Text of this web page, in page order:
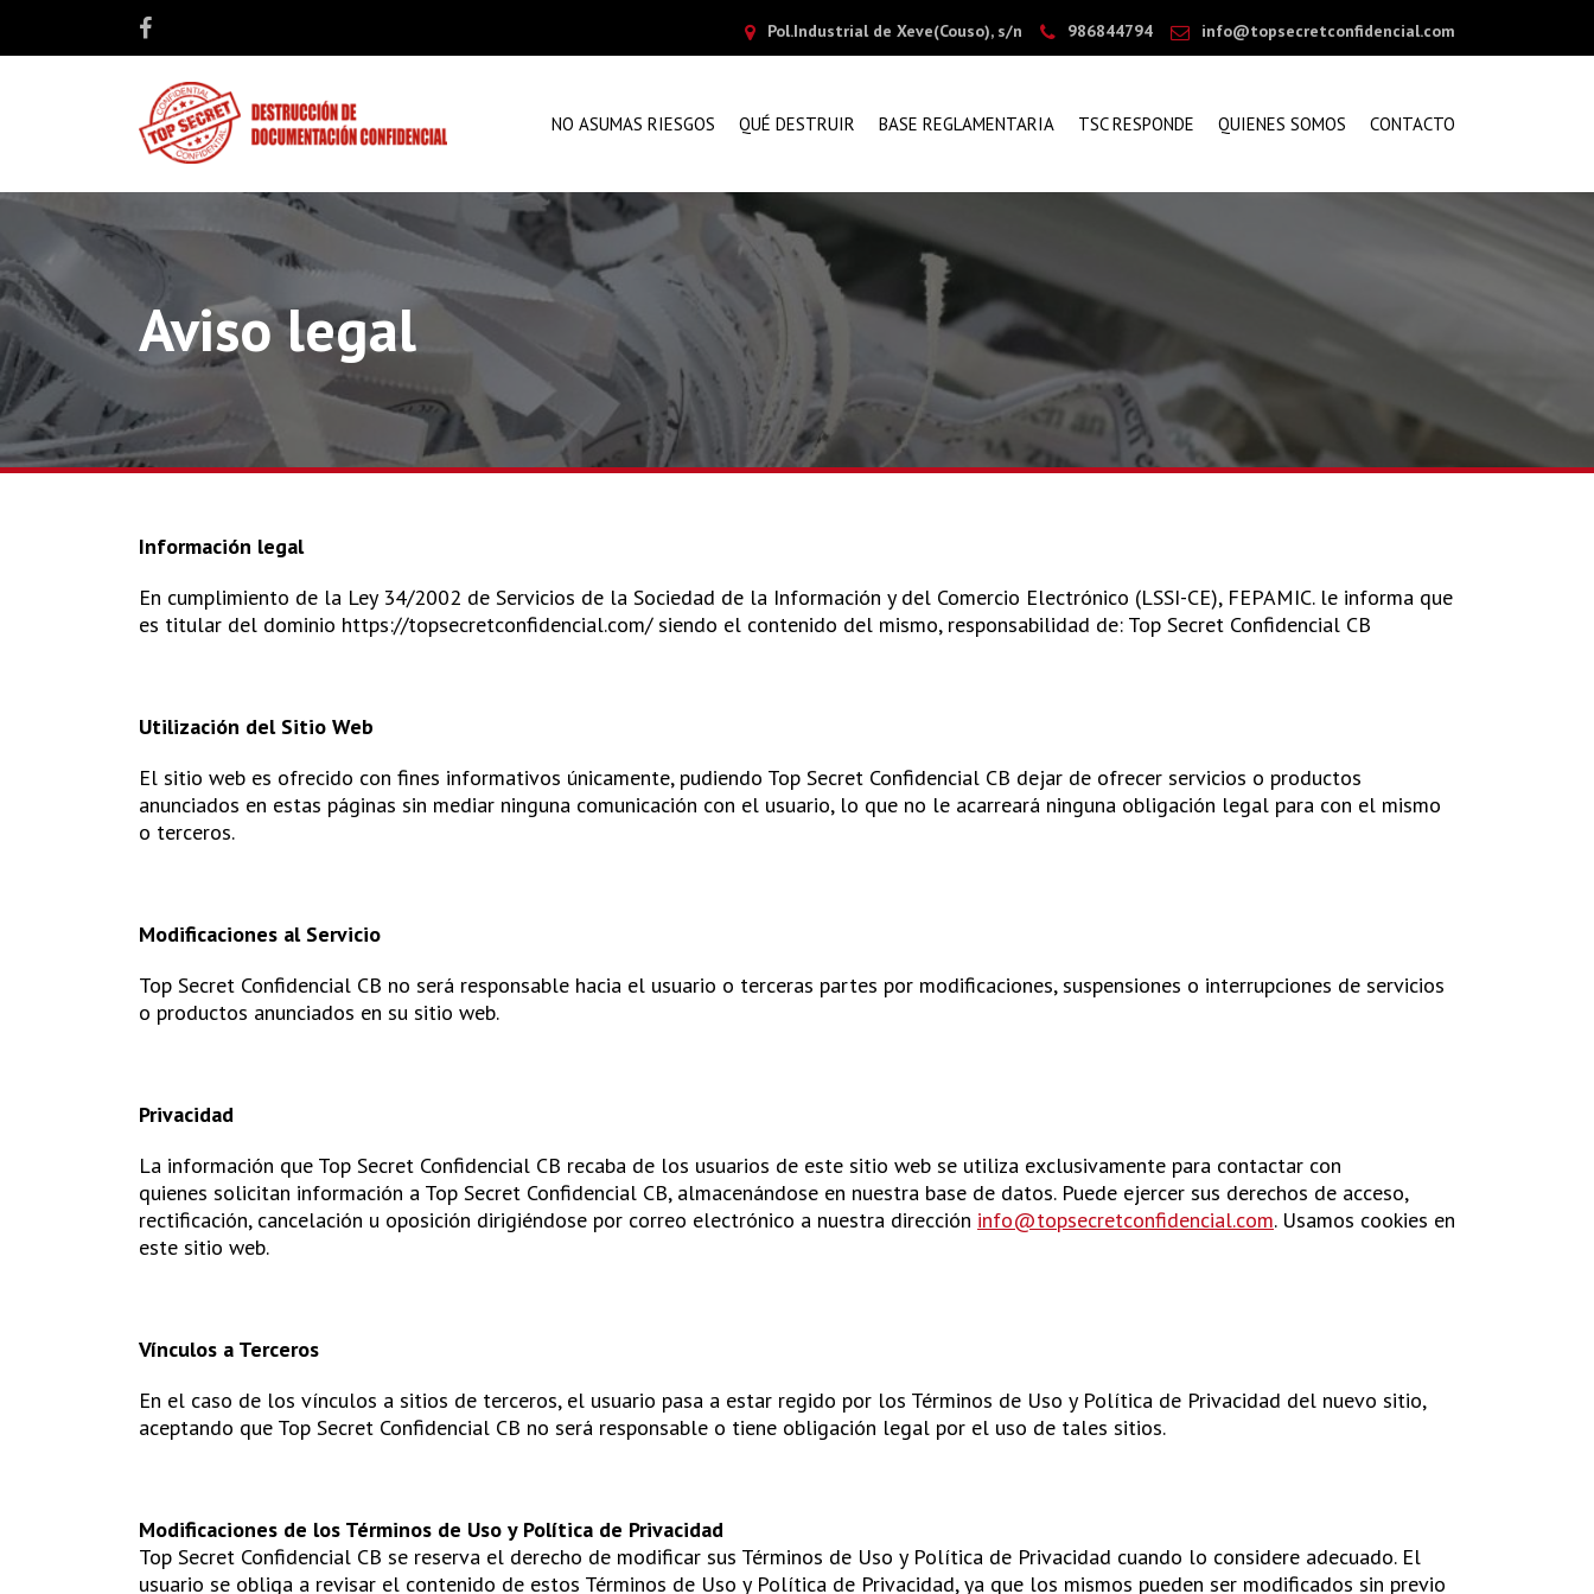
Pol.Industrial de Xeve(Couso), s/n 986844794 info@topsecretconfidencial.com
NO ASUMAS RIESGOS QUÉ DESTRUIR BASE REGLAMENTARIA TSC RESPONDE QUIENES SOMOS CONTACTO
Aviso legal
Información legal
En cumplimiento de la Ley 34/2002 de Servicios de la Sociedad de la Información y del Comercio Electrónico (LSSI-CE), FEPAMIC. le informa que
es titular del dominio https://topsecretconfidencial.com/ siendo el contenido del mismo, responsabilidad de: Top Secret Confidencial CB
Utilización del Sitio Web
El sitio web es ofrecido con fines informativos únicamente, pudiendo Top Secret Confidencial CB dejar de ofrecer servicios o productos
anunciados en estas páginas sin mediar ninguna comunicación con el usuario, lo que no le acarreará ninguna obligación legal para con el mismo
o terceros.
Modificaciones al Servicio
Top Secret Confidencial CB no será responsable hacia el usuario o terceras partes por modificaciones, suspensiones o interrupciones de servicios
o productos anunciados en su sitio web.
Privacidad
La información que Top Secret Confidencial CB recaba de los usuarios de este sitio web se utiliza exclusivamente para contactar con
quienes solicitan información a Top Secret Confidencial CB, almacenándose en nuestra base de datos. Puede ejercer sus derechos de acceso,
rectificación, cancelación u oposición dirigiéndose por correo electrónico a nuestra dirección info@topsecretconfidencial.com. Usamos cookies en
este sitio web.
Vínculos a Terceros
En el caso de los vínculos a sitios de terceros, el usuario pasa a estar regido por los Términos de Uso y Política de Privacidad del nuevo sitio,
aceptando que Top Secret Confidencial CB no será responsable o tiene obligación legal por el uso de tales sitios.
Modificaciones de los Términos de Uso y Política de Privacidad
Top Secret Confidencial CB se reserva el derecho de modificar sus Términos de Uso y Política de Privacidad cuando lo considere adecuado. El
usuario se obliga a revisar el contenido de estos Términos de Uso y Política de Privacidad, ya que los mismos pueden ser modificados sin previo